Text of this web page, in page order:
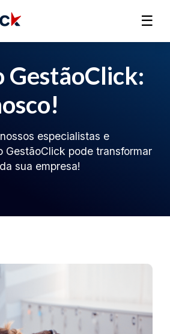
☰
GestãoClick:
especialistas e
GestãoClick pode transformar
sua empresa!